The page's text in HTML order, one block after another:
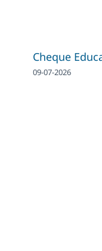
Cheque
09-07-2026